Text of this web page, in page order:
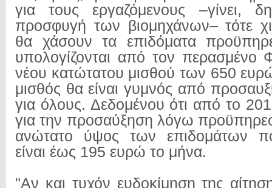
για τους εργαζόμενους –γίνει,
προσφυγή των βιομηχάνων– τότε
θα χάσουν τα επιδόματα
υπολογίζονται από τον περασμένο
νέου κατώτατου μισθού των 650
μισθός θα είναι γυμνός από
για όλους. Δεδομένου ότι από το
για την προσαύξηση λόγω
ανώτατο ύψος των επιδομάτων
είναι έως 195 ευρώ το μήνα.
"Αν και τυχόν ευδοκίμηση της